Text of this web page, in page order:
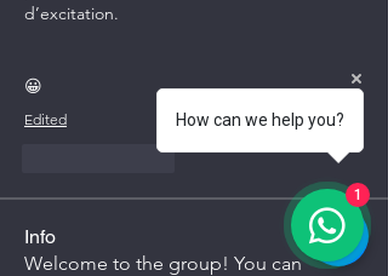
d’excitation.
😀
Edited
Reply
Info
Welcome to the group! You can
How can we help you?
1